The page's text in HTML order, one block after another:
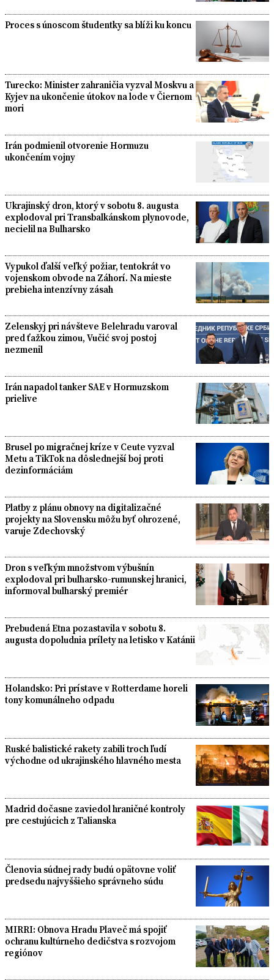
Proces s únoscom študentky sa blíži ku koncu
Turecko: Minister zahraničia vyzval Moskvu a
Kyjev na ukončenie útokov na lode v Čiernom
mori
Irán podmienil otvorenie Hormuzu
ukončením vojny
Ukrajinský dron, ktorý v sobotu 8. augusta
explodoval pri Transbalkánskom plynovode,
necielil na Bulharsko
Vypukol ďalší veľký požiar, tentokrát vo
vojenskom obvode na Záhorí. Na mieste
prebieha intenzívny zásah
Zelenskyj pri návšteve Belehradu varoval
pred ťažkou zimou, Vučić svoj postoj
nezmenil
Irán napadol tanker SAE v Hormuzskom
prielive
Brusel po migračnej kríze v Ceute vyzval
Metu a TikTok na dôslednejší boj proti
dezinformáciám
Platby z plánu obnovy na digitalizačné
projekty na Slovensku môžu byť ohrozené,
varuje Zdechovský
Dron s veľkým množstvom výbušnín
explodoval pri bulharsko-rumunskej hranici,
informoval bulharský premiér
Prebudená Etna pozastavila v sobotu 8.
augusta dopoludnia prílety na letisko v Katánii
Holandsko: Pri prístave v Rotterdame horeli
tony komunálneho odpadu
Ruské balistické rakety zabili troch ľudí
východne od ukrajinského hlavného mesta
Madrid dočasne zaviedol hraničné kontroly
pre cestujúcich z Talianska
Členovia súdnej rady budú opätovne voliť
predsedu najvyššieho správneho súdu
MIRRI: Obnova Hradu Plaveč má spojiť
ochranu kultúrneho dedičstva s rozvojom
regiónov